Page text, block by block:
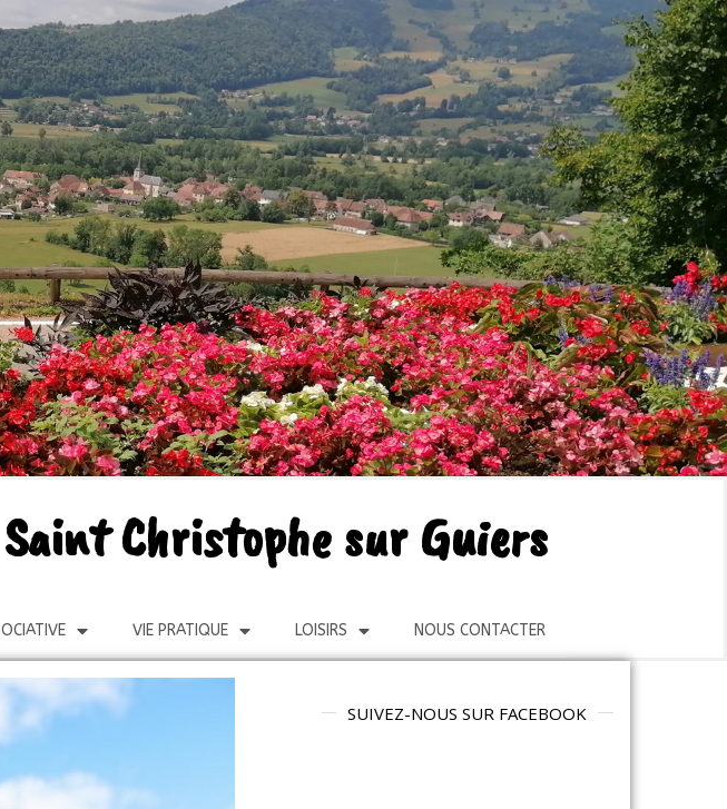
Christophe sur Guiers
VIE PRATIQUE LOISIRS NOUS CONTACTER
SUIVEZ-NOUS SUR FACEBOOK